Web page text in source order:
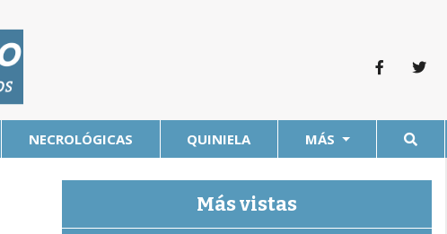
NECROLÓGICAS QUINIELA MÁS
Más vistas